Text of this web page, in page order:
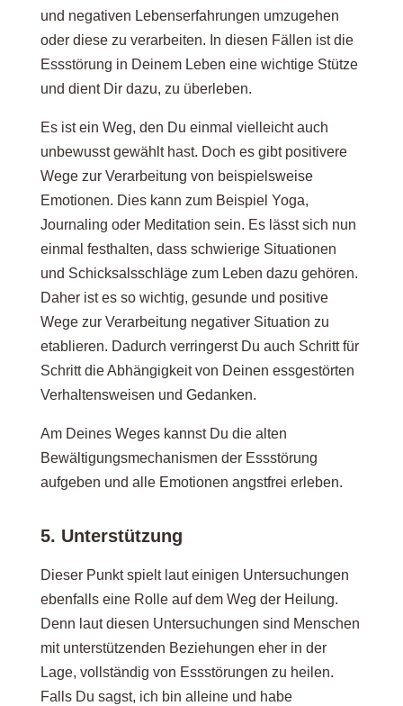
und negativen Lebenserfahrungen umzugehen
oder diese zu verarbeiten. In diesen Fällen ist die
Essstörung in Deinem Leben eine wichtige Stütze
und dient Dir dazu, zu überleben.
Es ist ein Weg, den Du einmal vielleicht auch
unbewusst gewählt hast. Doch es gibt positivere
Wege zur Verarbeitung von beispielsweise
Emotionen. Dies kann zum Beispiel Yoga,
Journaling oder Meditation sein. Es lässt sich nun
einmal festhalten, dass schwierige Situationen
und Schicksalsschläge zum Leben dazu gehören.
Daher ist es so wichtig, gesunde und positive
Wege zur Verarbeitung negativer Situation zu
etablieren. Dadurch verringerst Du auch Schritt für
Schritt die Abhängigkeit von Deinen essgestörten
Verhaltensweisen und Gedanken.
Am Deines Weges kannst Du die alten
Bewältigungsmechanismen der Essstörung
aufgeben und alle Emotionen angstfrei erleben.
5. Unterstützung
Dieser Punkt spielt laut einigen Untersuchungen
ebenfalls eine Rolle auf dem Weg der Heilung.
Denn laut diesen Untersuchungen sind Menschen
mit unterstützenden Beziehungen eher in der
Lage, vollständig von Essstörungen zu heilen.
Falls Du sagst, ich bin alleine und habe